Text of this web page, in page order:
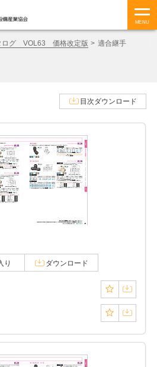
MENU
ログ VOL63 価格改定版 適合継手
目次ダウンロード
り ダウンロード